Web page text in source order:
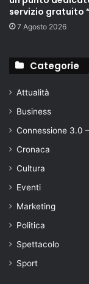
servizio gratuito
7 Agosto 2026
Categorie
Attualità
Business
Connessione 3.0
Cronaca
Cultura
Eventi
Marketing
Politica
Spettacolo
Sport